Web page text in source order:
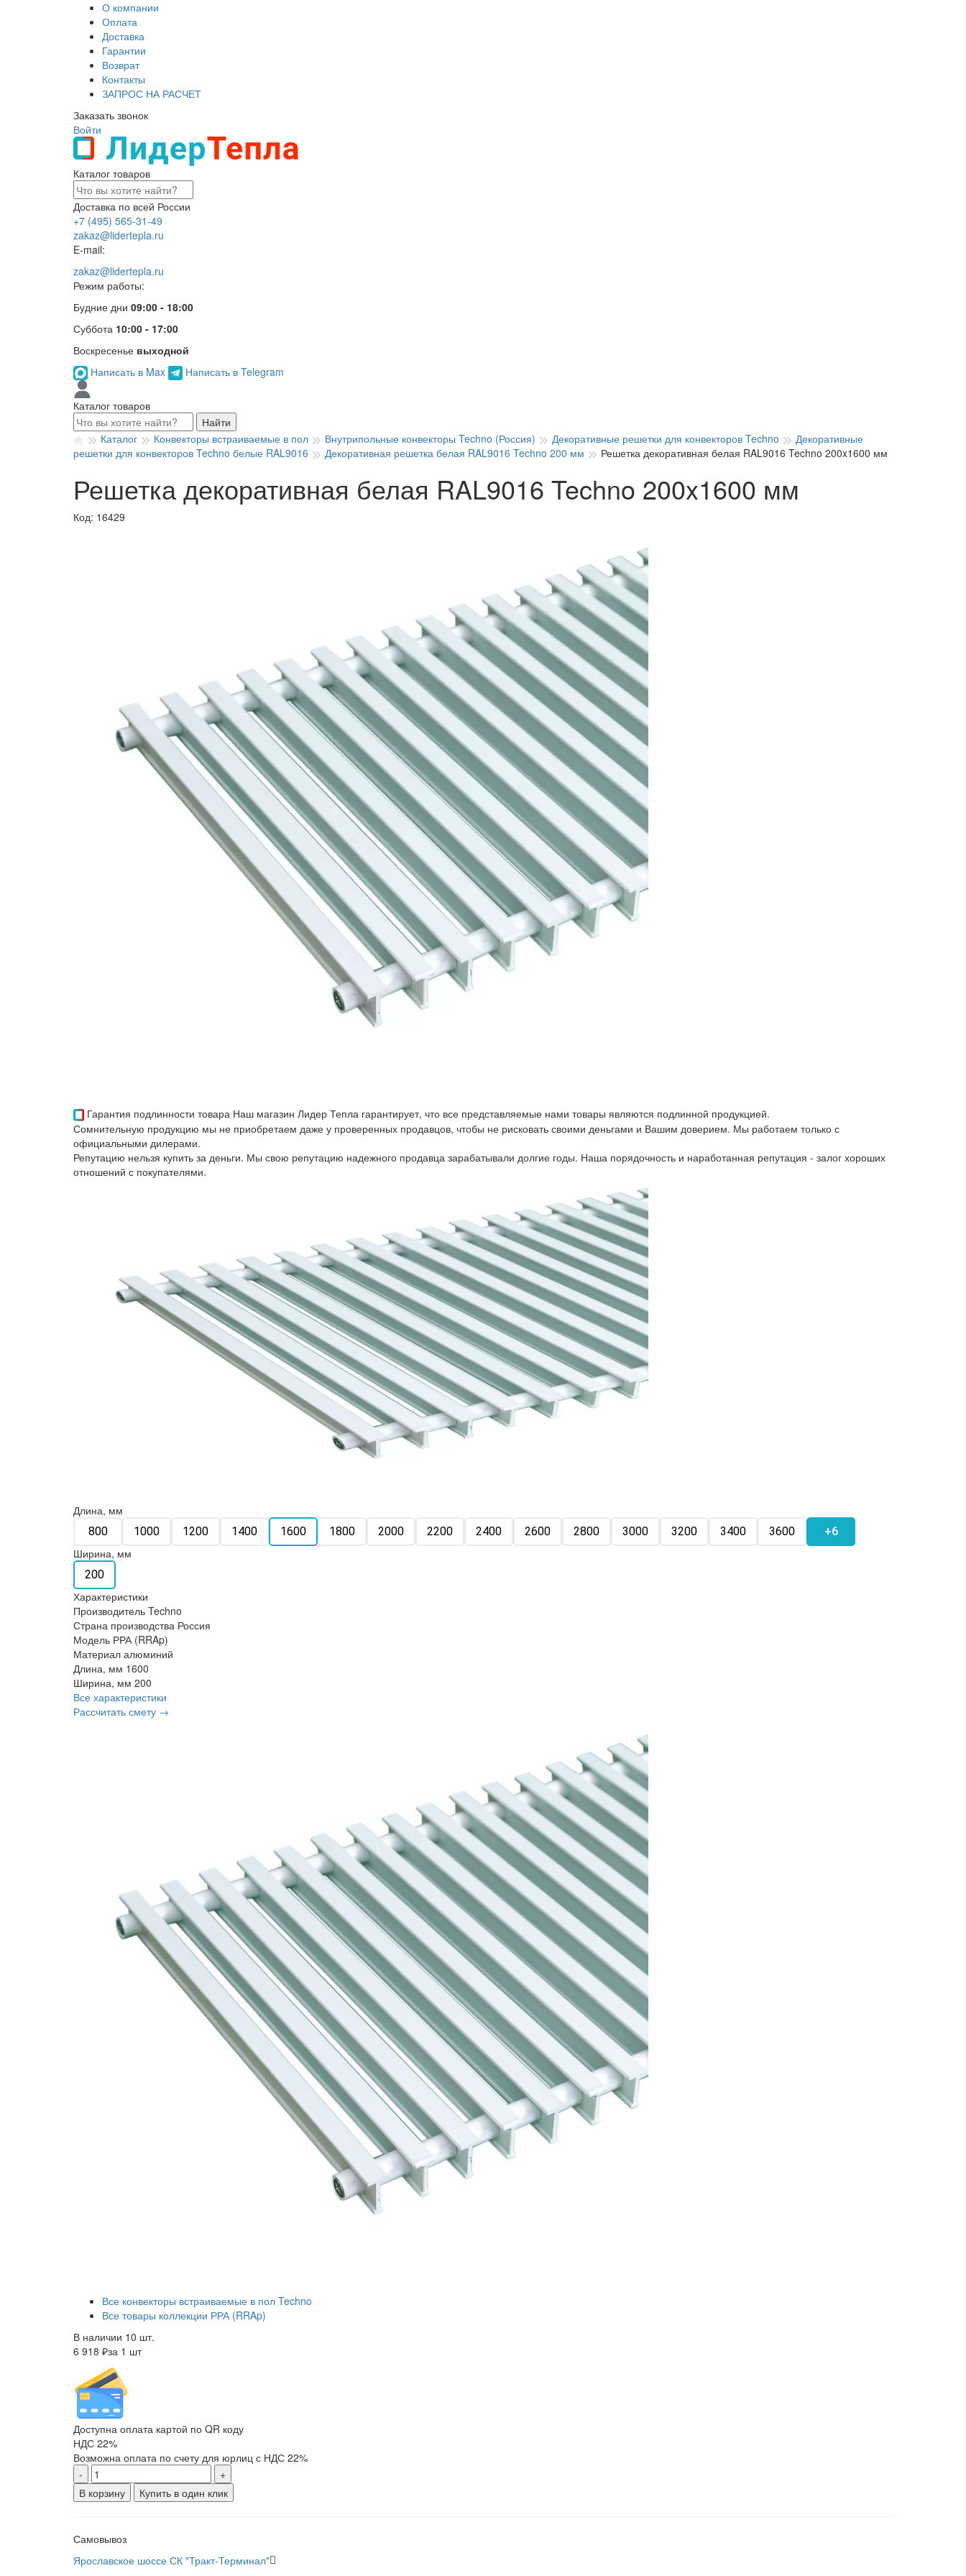
О компании
Оплата
Доставка
Гарантии
Возврат
Контакты
ЗАПРОС НА РАСЧЕТ
Заказать звонок
Войти
Каталог товаров
Доставка по всей России
+7 (495) 565-31-49
zakaz@lidertepla.ru
E-mail:
zakaz@lidertepla.ru
Режим работы:
Будние дни 09:00 - 18:00
Суббота 10:00 - 17:00
Воскресенье выходной
Написать в Max
Написать в Telegram
Каталог товаров
Найти
Каталог
Конвекторы встраиваемые в пол Внутрипольные конвекторы Techno (Россия) Декоративные решетки для конвекторов Techno
Декоративные
решетки для конвекторов Techno белые RAL9016
Декоративная решетка белая RAL9016 Techno 200 мм Решетка декоративная белая RAL9016 Techno 200x1600 мм
Решетка декоративная белая RAL9016 Techno 200x1600 мм
Код: 16429
Гарантия подлинности товара Наш магазин Лидер Тепла гарантирует, что все представляемые нами товары являются подлинной продукцией.
Сомнительную продукцию мы не приобретаем даже у проверенных продавцов, чтобы не рисковать своими деньгами и Вашим доверием. Мы работаем только с
официальными дилерами.
Репутацию нельзя купить за деньги. Мы свою репутацию надежного продавца зарабатывали долгие годы. Наша порядочность и наработанная репутация - залог хороших
отношений с покупателями.
Длина, мм
800 1000 1200 1400 1600 1800 2000 2200 2400 2600 2800 3000 3200 3400 3600 +6
Ширина, мм
200
Характеристики
Производитель Techno
Страна производства Россия
Модель РРА (RRAp)
Материал алюминий
Длина, мм 1600
Ширина, мм 200
Все характеристики
Рассчитать смету →
Все конвекторы встраиваемые в пол Techno
Все товары коллекции РРА (RRAp)
В наличии 10 шт.
6 918 ₽за 1 шт
Доступна оплата картой по QR коду
НДС 22%
Возможна оплата по счету для юрлиц с НДС 22%
-
+
В корзину
Купить в один клик
Самовывоз
Ярославское шоссе СК "Тракт-Терминал"